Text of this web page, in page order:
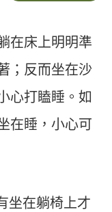
在床上明明準
；反而坐在沙
心打瞌睡。如
在睡，小心可
坐在躺椅上才